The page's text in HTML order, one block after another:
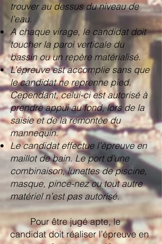
trouver au dessus du niveau de
l’eau.
A chaque virage, le candidat doit
toucher la paroi verticale du
bassin ou un repère matérialisé.
L’épreuve est accomplie sans que
le candidat ne reprenne pied.
Cependant, celui-ci est autorisé à
prendre appui au fond, lors de la
saisie et de la remontée du
mannequin.
Le candidat effectue l’épreuve en
maillot de bain. Le port d’une
combinaison, lunettes de piscine,
masque, pince-nez ou tout autre
matériel n’est pas autorisé.
Pour être jugé apte, le
candidat doit réaliser l’épreuve en